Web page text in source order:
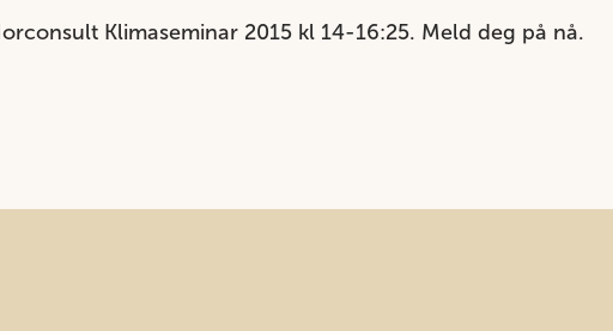
Klimaseminar 2015 kl 14-16:25. Meld deg på nå.